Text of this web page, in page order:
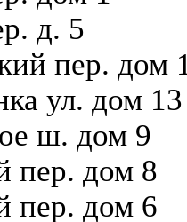
д. 5
пер. дом
ул. дом 13
ш. дом 9
пер. дом 8
пер. дом 6